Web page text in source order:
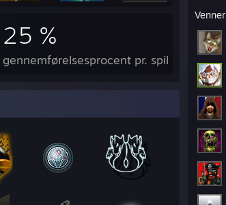
Venner
25 %
gennemførelsesprocent pr. spil (gns.)